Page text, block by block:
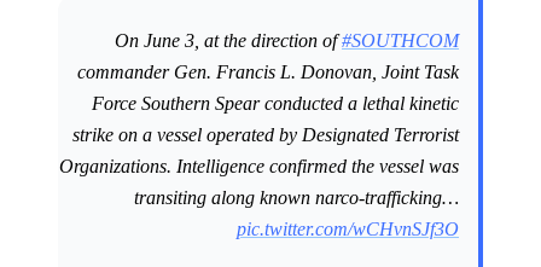
On June 3, at the direction of#SOUTHCOM
commander Gen. Francis L. Donovan, Joint Task
Force Southern Spear conducted a lethal kinetic
strike on a vessel operated by Designated Terrorist
Organizations. Intelligence confirmed the vessel was
transiting along known narco-trafficking…
pic.twitter.com/wCHvnSJf3O